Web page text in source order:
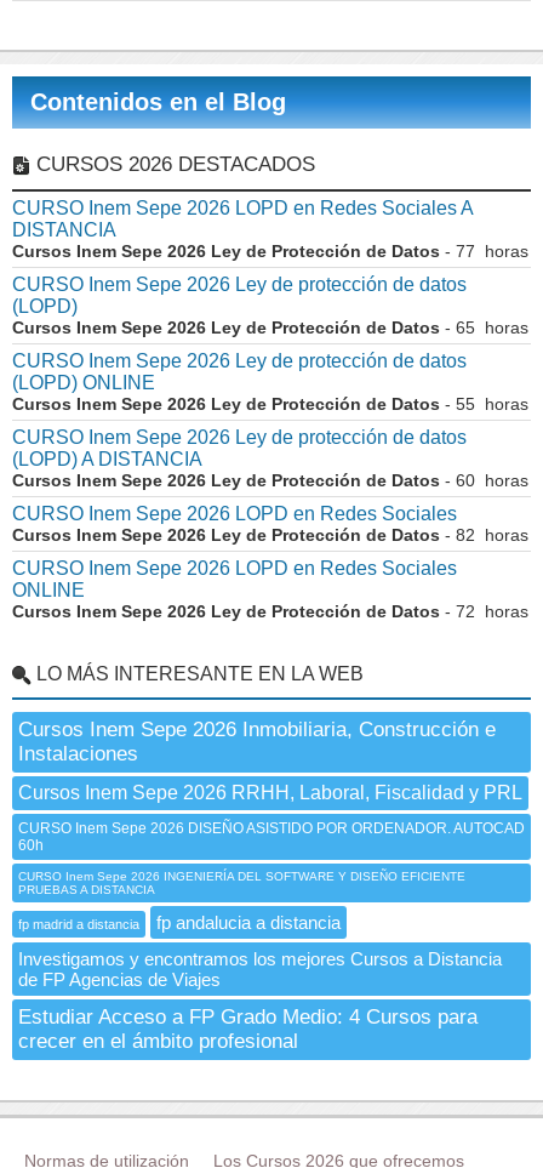
Contenidos en el Blog
CURSOS 2026 DESTACADOS
CURSO Inem Sepe 2026 LOPD en Redes Sociales A
DISTANCIA
Cursos Inem Sepe 2026 Ley de Protección de Datos - 77 horas
CURSO Inem Sepe 2026 Ley de protección de datos
(LOPD)
Cursos Inem Sepe 2026 Ley de Protección de Datos - 65 horas
CURSO Inem Sepe 2026 Ley de protección de datos
(LOPD) ONLINE
Cursos Inem Sepe 2026 Ley de Protección de Datos - 55 horas
CURSO Inem Sepe 2026 Ley de protección de datos
(LOPD) A DISTANCIA
Cursos Inem Sepe 2026 Ley de Protección de Datos - 60 horas
CURSO Inem Sepe 2026 LOPD en Redes Sociales
Cursos Inem Sepe 2026 Ley de Protección de Datos - 82 horas
CURSO Inem Sepe 2026 LOPD en Redes Sociales
ONLINE
Cursos Inem Sepe 2026 Ley de Protección de Datos - 72 horas
LO MÁS INTERESANTE EN LA WEB
Cursos Inem Sepe 2026 Inmobiliaria, Construcción e
Instalaciones
Cursos Inem Sepe 2026 RRHH, Laboral, Fiscalidad y PRL
CURSO Inem Sepe 2026 DISEÑO ASISTIDO POR ORDENADOR. AUTOCAD
60h
CURSO Inem Sepe 2026 INGENIERÍA DEL SOFTWARE Y DISEÑO EFICIENTE
PRUEBAS A DISTANCIA
fp madrid a distancia
fp andalucia a distancia
Investigamos y encontramos los mejores Cursos a Distancia
de FP Agencias de Viajes
Estudiar Acceso a FP Grado Medio: 4 Cursos para
crecer en el ámbito profesional
Normas de utilización Los Cursos 2026 que ofrecemos